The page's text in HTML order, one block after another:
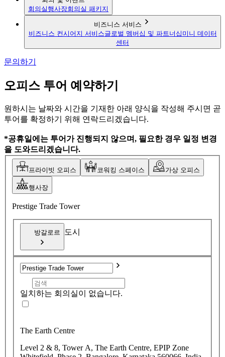
회의실행사장회의실 패키지
비즈니스 서비스
비즈니스 컨시어지 서비스글로벌 멤버십 및 파트너십 미니 데이터
센터
문의하기
오피스 투어 예약하기
원하시는 날짜와 시간을 기재한 아래 양식을 작성해 주시면 곧
투어를 확정하기 위해 연락드리겠습니다.
*공휴일에는 투어가 진행되지 않으며, 필요한 경우 일정 변경
을 도와드리겠습니다.
프라이빗 오피스 코워킹 스페이스 가상 오피스
행사장
Prestige Trade Tower
방갈로르 도시
일치하는 회의실이 없습니다.
The Earth Centre
Level 2 & 8, Tower A, The Earth Centre, EPIP Zone